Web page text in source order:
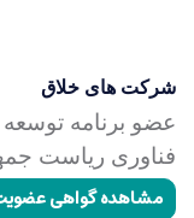
شرکت های خلاق
عضو برنامه
فناوری ریاست
مشاهده گواهی